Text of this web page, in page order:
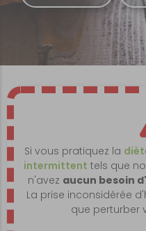
Si vous pratiquez la
intermittent tels que
n'avez aucun besoin
La prise inconsidérée
que perturber